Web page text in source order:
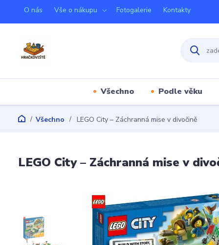
O nás Vše o nákupu Fotogalerie Kontakty
Všechno Podle věku
Všechno LEGO City – Záchranná mise v divočině
LEGO City – Záchranná mise v